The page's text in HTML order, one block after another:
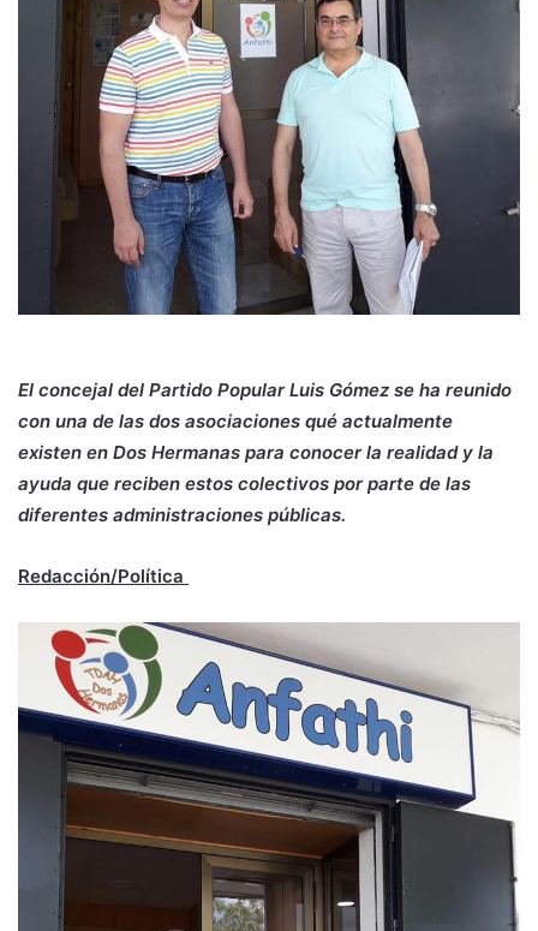
El concejal del Partido Popular Luis Gómez se ha reunido
con una de las dos asociaciones qué actualmente
existen en Dos Hermanas para conocer la realidad y la
ayuda que reciben estos colectivos por parte de las
diferentes administraciones públicas.
Redacción/Política